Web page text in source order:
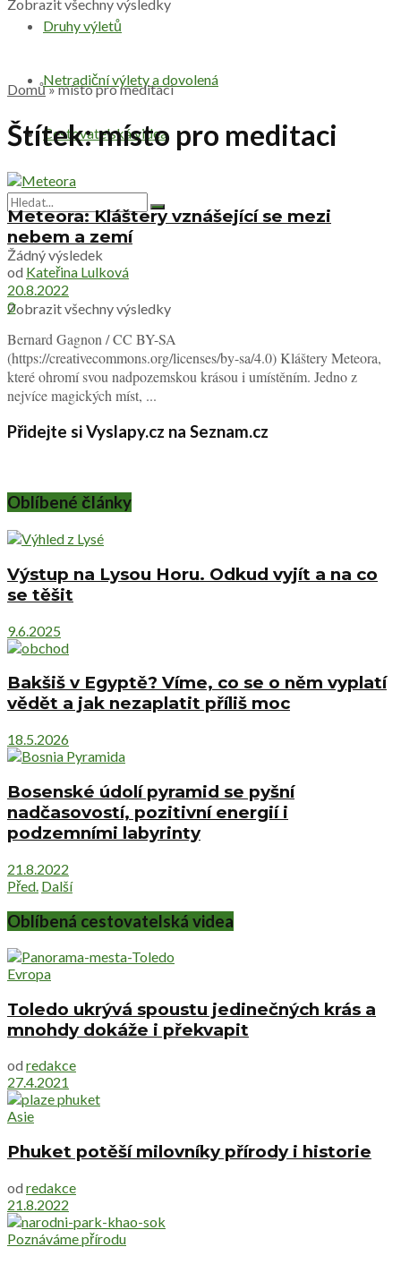
Druhy výletů
Netradiční výlety a dovolená
Cestovatelská videa
Žádný výsledek
Zobrazit všechny výsledky
Zobrazit všechny výsledky
Domů»místo pro meditaci
Štítek:místo pro meditaci
Meteora: Kláštery vznášející se mezi
nebem a zemí
od Kateřina Lulková
20.8.2022
0
Bernard Gagnon / CC BY-SA
(https://creativecommons.org/licenses/by-sa/4.0) Kláštery Meteora,
které ohromí svou nadpozemskou krásou i umístěním. Jedno z
nejvíce magických míst, ...
Přidejte si Vyslapy.cz na Seznam.cz
Oblíbené články
Výstup na Lysou Horu. Odkud vyjít a na co
se těšit
9.6.2025
Bakšiš v Egyptě? Víme, co se o něm vyplatí
vědět a jak nezaplatit příliš moc
18.5.2026
Bosenské údolí pyramid se pyšní
nadčasovostí, pozitivní energií i
podzemními labyrinty
21.8.2022
Před. Další
Oblíbená cestovatelská videa
Evropa
Toledo ukrývá spoustu jedinečných krás a
mnohdy dokáže i překvapit
od redakce
27.4.2021
Asie
Phuket potěší milovníky přírody i historie
od redakce
21.8.2022
Poznáváme přírodu